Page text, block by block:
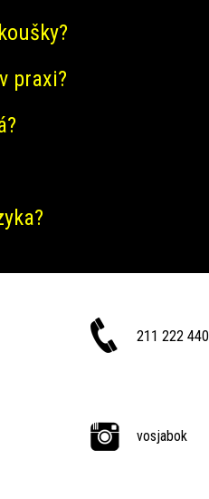
praxi?
211 222 440
vosjabok